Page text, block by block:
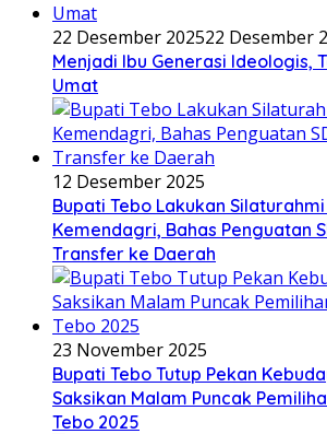
22 Desember 202522 Desember
Menjadi Ibu Generasi Ideologis,
Umat
12 Desember 2025
Bupati Tebo Lakukan
Kemendagri, Bahas Penguatan
Transfer ke Daerah
23 November 2025
Bupati Tebo Tutup Pekan
Saksikan Malam Puncak
Tebo 2025